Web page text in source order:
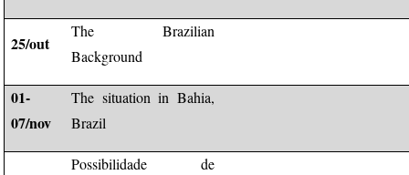
25/out
The Brazilian
Background
01-
07/nov
The situation in Bahia,
Brazil
Possibilidade de